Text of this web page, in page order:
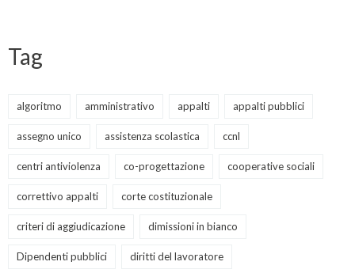
Tag
algoritmo amministrativo appalti appalti pubblici
assegno unico assistenza scolastica ccnl
centri antiviolenza co-progettazione cooperative sociali
correttivo appalti corte costituzionale
criteri di aggiudicazione dimissioni in bianco
Dipendenti pubblici diritti del lavoratore